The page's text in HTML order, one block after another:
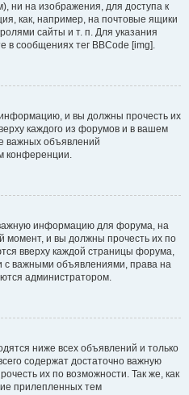
ни на изображения, для доступа к
как, например, на почтовые ящики
сайты и т. п. Для указания
в сообщениях тег BBCode [img].
и вы должны прочесть их
каждого из форумов и в вашем
важных объявлений
конференции.
информацию для форума, на
момент, и вы должны прочесть их по
вверху каждой страницы форума,
с важными объявлениями, права на
администратором.
ниже всех объявлений и только
содержат достаточно важную
их по возможности. Так же, как
прилепленных тем